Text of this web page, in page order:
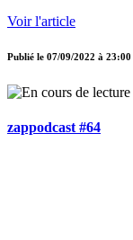
Voir l'article
Publié le 07/09/2022 à 23:00
zappodcast #64